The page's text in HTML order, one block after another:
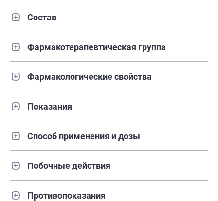
Состав
Фармакотерапевтическая группа
Фармакологические свойства
Показания
Способ применения и дозы
Побочные действия
Противопоказания